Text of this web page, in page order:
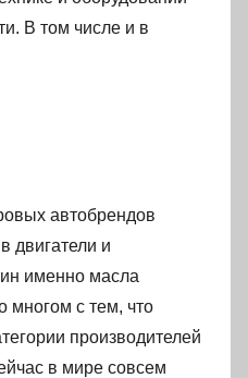
В том числе и в
автобрендов
двигатели и
именно масла
с тем, что
производителей
в мире совсем